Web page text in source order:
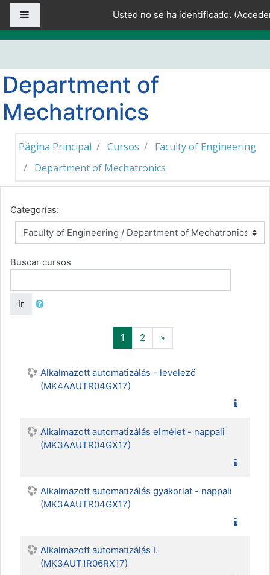
Salta al contenido principal
Usted no se ha identificado. (
Department of
Mechatronics
Página Principal Cursos
Faculty of Engineering
Department of Mechatronics
Categorías:
Buscar cursos
Ir
1 (actual)
2 »Siguiente
Alkalmazott automatizálás - levelező
(MK4AAUTR04GX17)
Alkalmazott automatizálás elmélet - nappali
(MK3AAUTR04GX17)
Alkalmazott automatizálás gyakorlat - nappali
(MK3AAUTR04GX17)
Alkalmazott automatizálás I.
(MK3AUT1R06RX17)